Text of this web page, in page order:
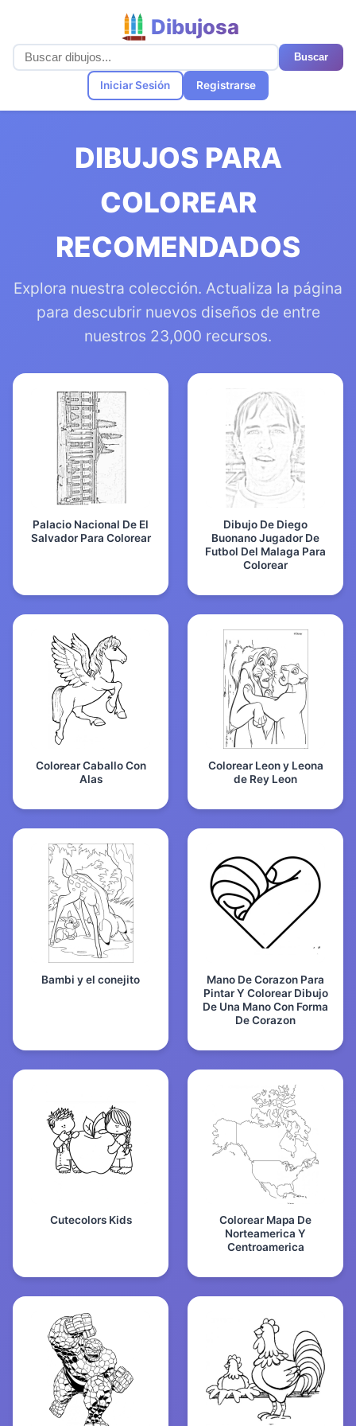
Dibujosa
Buscar
Iniciar Sesión Registrarse
DIBUJOS PARA
COLOREAR
RECOMENDADOS
Explora nuestra colección. Actualiza la página
para descubrir nuevos diseños de entre
nuestros 23,000 recursos.
Palacio Nacional De El
Salvador Para Colorear
Dibujo De Diego
Buonano Jugador De
Futbol Del Malaga Para
Colorear
Colorear Caballo Con
Alas
Colorear Leon y Leona
de Rey Leon
Bambi y el conejito
Mano De Corazon Para
Pintar Y Colorear Dibujo
De Una Mano Con Forma
De Corazon
Cutecolors Kids
Colorear Mapa De
Norteamerica Y
Centroamerica